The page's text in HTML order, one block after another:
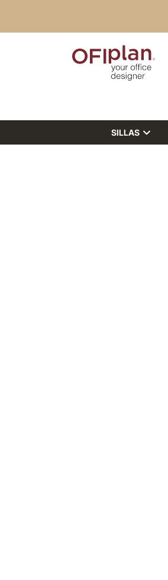
SILLAS